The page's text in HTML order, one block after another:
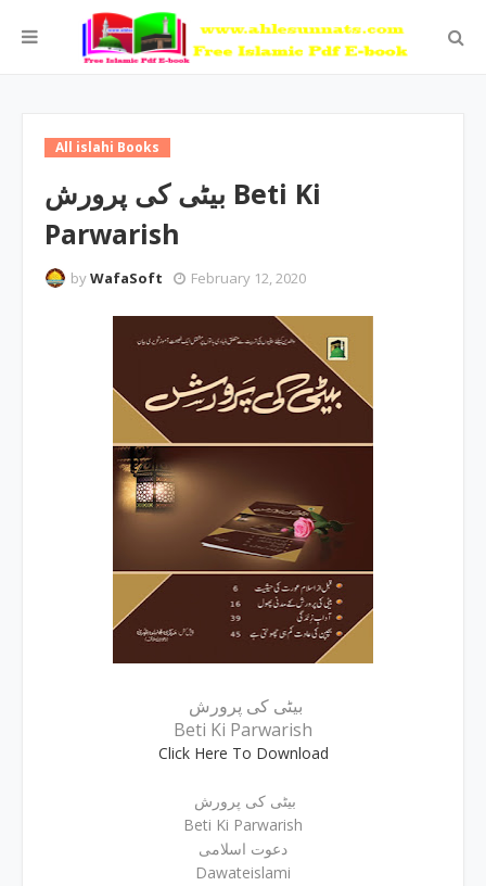
All islahi Books
بیٹی کی پرورش Beti Ki
Parwarish
byWafaSoft February 12, 2020
بیٹی کی پرورش
Beti Ki Parwarish
Click Here To Download
بیٹی کی پرورش
Beti Ki Parwarish
دعوت اسلامی
Dawateislami